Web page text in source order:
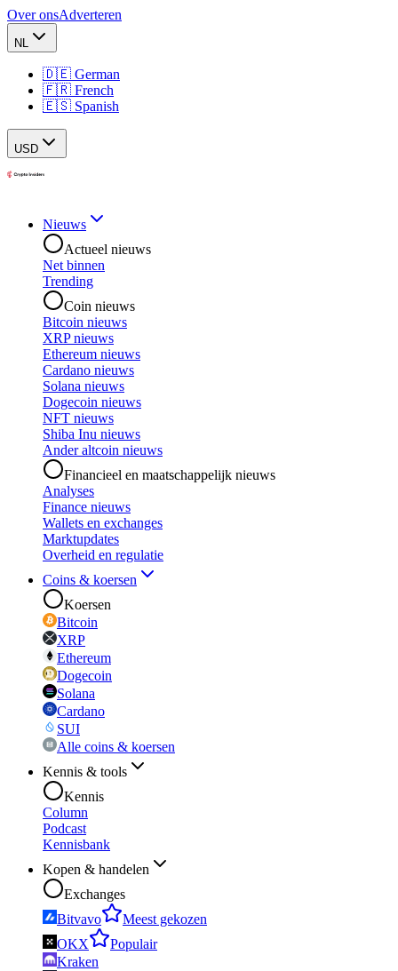
Over onsAdverteren
NL
🇩🇪 German
🇫🇷 French
🇪🇸 Spanish
USD
Nieuws
Actueel nieuws
Net binnen
Trending
Coin nieuws
Bitcoin nieuws
XRP nieuws
Ethereum nieuws
Cardano nieuws
Solana nieuws
Dogecoin nieuws
NFT nieuws
Shiba Inu nieuws
Ander altcoin nieuws
Financieel en maatschappelijk nieuws
Analyses
Finance nieuws
Wallets en exchanges
Marktupdates
Overheid en regulatie
Coins & koersen
Koersen
Bitcoin
XRP
Ethereum
Dogecoin
Solana
Cardano
SUI
Alle coins & koersen
Kennis & tools
Kennis
Column
Podcast
Kennisbank
Kopen & handelen
Exchanges
Bitvavo
Meest gekozen
OKX
Populair
Kraken